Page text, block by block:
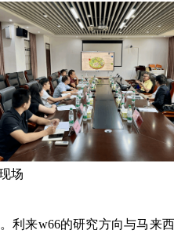
场
利来w66的研究方向与马来